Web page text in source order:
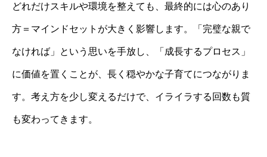
どれだけスキルや環境を整えても、最終的には心のあり
方＝マインドセットが大きく影響します。「完璧な親で
なければ」という思いを手放し、「成長するプロセス」
に価値を置くことが、長く穏やかな子育てにつながりま
す。考え方を少し変えるだけで、イライラする回数も質
も変わってきます。